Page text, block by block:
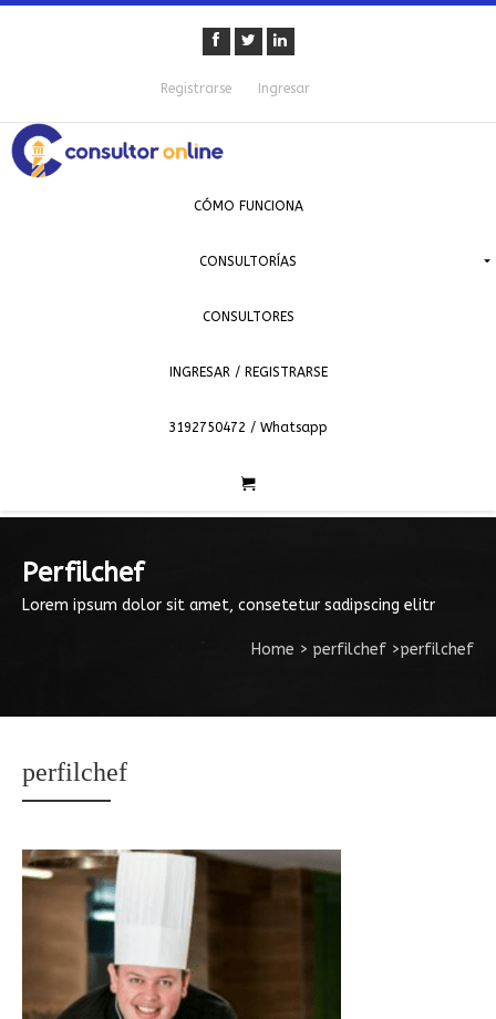
Registrarse Ingresar
CÓMO FUNCIONA
CONSULTORÍAS
CONSULTORES
INGRESAR / REGISTRARSE
3192750472 / Whatsapp
Perfilchef
Lorem ipsum dolor sit amet, consetetur sadipscing elitr
Home > perfilchef >perfilchef
perfilchef